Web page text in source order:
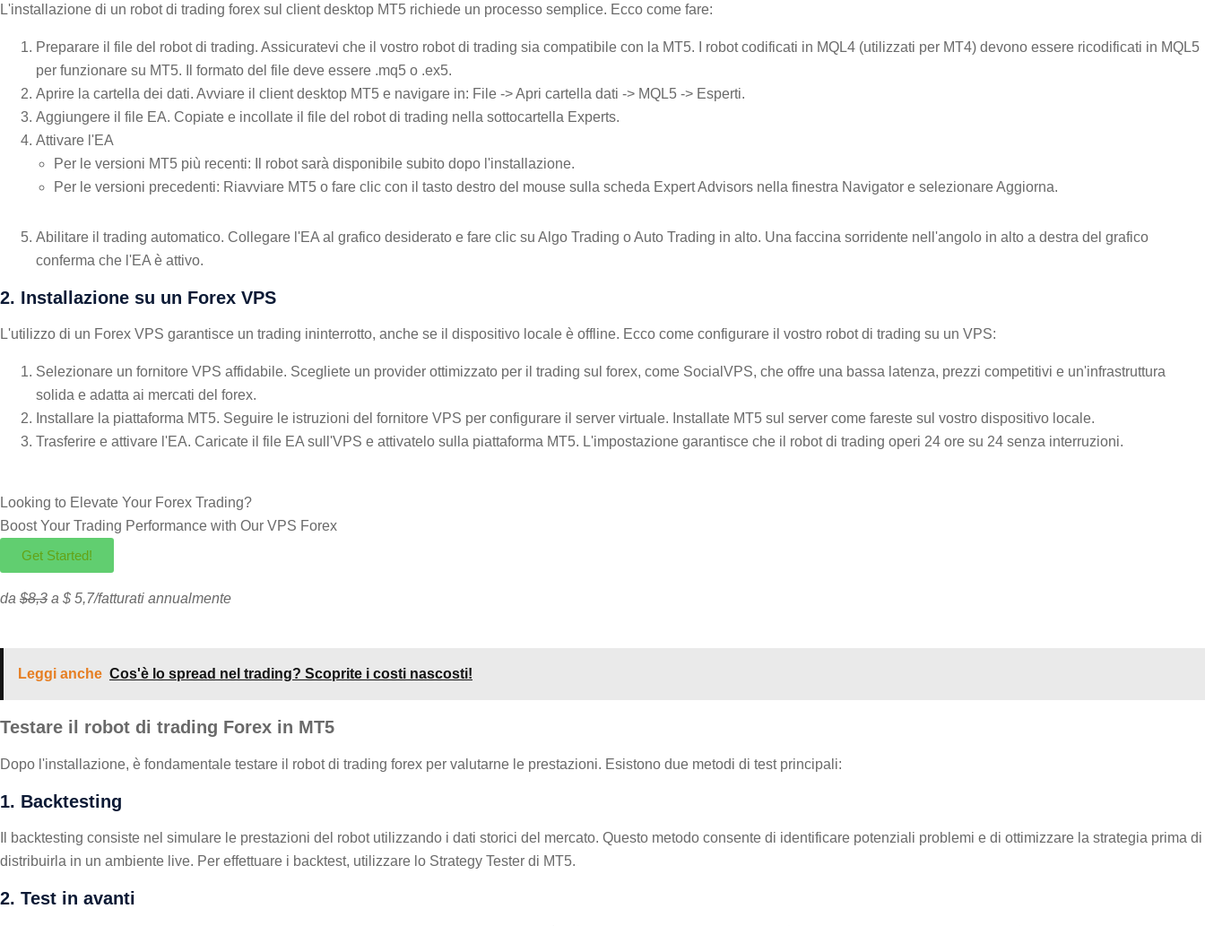
L'installazione di un robot di trading forex sul client desktop MT5 richiede un processo semplice. Ecco come fare:
Preparare il file del robot di trading. Assicuratevi che il vostro robot di trading sia compatibile con la MT5. I robot codificati in MQL4 (utilizzati per MT4) devono essere ricodificati in MQL5
per funzionare su MT5. Il formato del file deve essere .mq5 o .ex5.
Aprire la cartella dei dati. Avviare il client desktop MT5 e navigare in: File -> Apri cartella dati -> MQL5 -> Esperti.
Aggiungere il file EA. Copiate e incollate il file del robot di trading nella sottocartella Experts.
Attivare l'EA
Per le versioni MT5 più recenti: Il robot sarà disponibile subito dopo l'installazione.
Per le versioni precedenti: Riavviare MT5 o fare clic con il tasto destro del mouse sulla scheda Expert Advisors nella finestra Navigator e selezionare Aggiorna.
Abilitare il trading automatico. Collegare l'EA al grafico desiderato e fare clic su Algo Trading o Auto Trading in alto. Una faccina sorridente nell'angolo in alto a destra del grafico
conferma che l'EA è attivo.
2. Installazione su un Forex VPS
L'utilizzo di un Forex VPS garantisce un trading ininterrotto, anche se il dispositivo locale è offline. Ecco come configurare il vostro robot di trading su un VPS:
Selezionare un fornitore VPS affidabile. Scegliete un provider ottimizzato per il trading sul forex, come SocialVPS, che offre una bassa latenza, prezzi competitivi e un'infrastruttura
solida e adatta ai mercati del forex.
Installare la piattaforma MT5. Seguire le istruzioni del fornitore VPS per configurare il server virtuale. Installate MT5 sul server come fareste sul vostro dispositivo locale.
Trasferire e attivare l'EA. Caricate il file EA sull'VPS e attivatelo sulla piattaforma MT5. L'impostazione garantisce che il robot di trading operi 24 ore su 24 senza interruzioni.
Looking to Elevate Your Forex Trading?
Boost Your Trading Performance with Our VPS Forex
Get Started!
da $8,3 a $ 5,7/fatturati annualmente
Leggi anche Cos'è lo spread nel trading? Scoprite i costi nascosti!
Testare il robot di trading Forex in MT5
Dopo l'installazione, è fondamentale testare il robot di trading forex per valutarne le prestazioni. Esistono due metodi di test principali:
1. Backtesting
Il backtesting consiste nel simulare le prestazioni del robot utilizzando i dati storici del mercato. Questo metodo consente di identificare potenziali problemi e di ottimizzare la strategia prima di
distribuirla in un ambiente live. Per effettuare i backtest, utilizzare lo Strategy Tester di MT5.
2. Test in avanti